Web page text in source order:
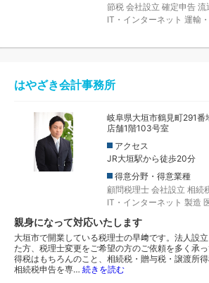
節税 会社設立 確定申告 流
IT・インターネット 運輸
はやざき会計事務所
岐阜県大垣市鶴見町291番
店舗1階103号室
アクセス
JR大垣駅から徒歩20分
得意分野・得意業種
顧問税理士 会社設立 相続
IT・インターネット 製造
親身になって対応いたします
大垣市で開業している税理士の早﨑です。法人設
た方、税理士変更をご希望の方のご依頼を多く承
得税はもちろんのこと、相続税・贈与税・譲渡所
相続税申告を専… 続きを読む